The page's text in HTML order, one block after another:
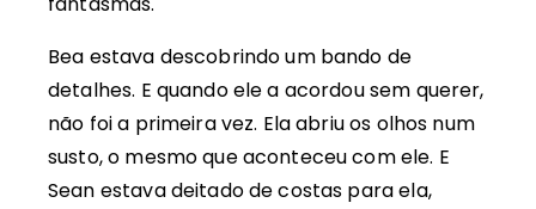
Bea estava descobrindo um bando de
detalhes. E quando ele a acordou sem querer,
não foi a primeira vez. Ela abriu os olhos num
susto, o mesmo que aconteceu com ele. E
Sean estava deitado de costas para ela,